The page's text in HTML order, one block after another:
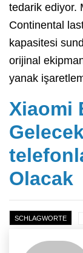
tedarik ediyor.
Continental
kapasitesi
orijinal
yanak
Xiaomi
Olacak
SCHLAGWORTE